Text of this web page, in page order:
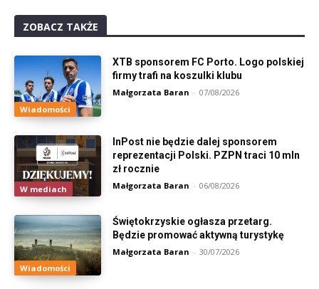
ZOBACZ TAKŻE
Wiadomości
XTB sponsorem FC Porto. Logo polskiej
firmy trafi na koszulki klubu
Małgorzata Baran - 07/08/2026
W mediach
InPost nie będzie dalej sponsorem
reprezentacji Polski. PZPN traci 10 mln
zł rocznie
Małgorzata Baran - 06/08/2026
Wiadomości
Świętokrzyskie ogłasza przetarg.
Będzie promować aktywną turystykę
Małgorzata Baran - 30/07/2026